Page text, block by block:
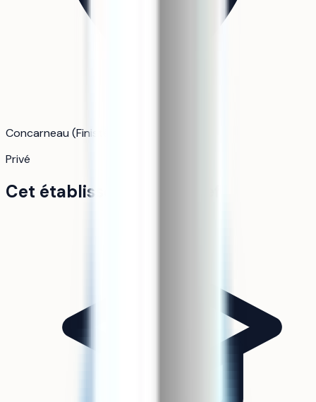
Concarneau (Finistère) · Bretagne
Privé
Cet établissement en bref